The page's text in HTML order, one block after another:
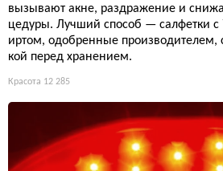
вызывают акне, раздражение и
цедуры. Лучший способ — салфетки с
иртом, одобренные производителем,
кой перед хранением.
Красота 12 285